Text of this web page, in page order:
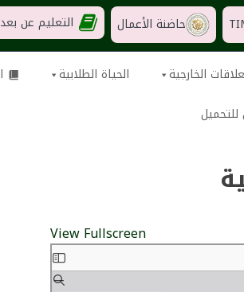
حاضنة الأعمال التعليم عن بعد
الخارجية الحياة الطلابية
للتحميل
View Fullscreen
Skip
to